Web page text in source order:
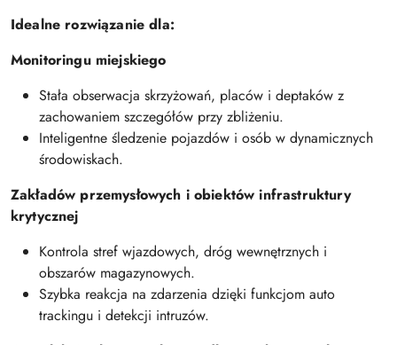
Idealne rozwiązanie dla:
Monitoringu miejskiego
Stała obserwacja skrzyżowań, placów i deptaków z
zachowaniem szczegółów przy zbliżeniu.
Inteligentne śledzenie pojazdów i osób w dynamicznych
środowiskach.
Zakładów przemysłowych i obiektów infrastruktury
krytycznej
Kontrola stref wjazdowych, dróg wewnętrznych i
obszarów magazynowych.
Szybka reakcja na zdarzenia dzięki funkcjom auto
trackingu i detekcji intruzów.